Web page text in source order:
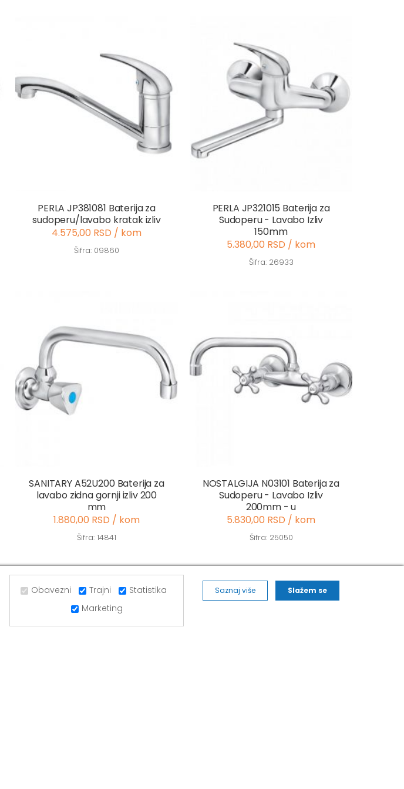
PERLA JP381081 Baterija za
sudoperu/lavabo kratak izliv
4.575,00 RSD / kom
Šifra: 09860
PERLA JP321015 Baterija za
Sudoperu - Lavabo Izliv
150mm
5.380,00 RSD / kom
Šifra: 26933
SANITARY A52U200 Baterija za
lavabo zidna gornji izliv 200
mm
1.880,00 RSD / kom
Šifra: 14841
NOSTALGIJA N03101 Baterija za
Sudoperu - Lavabo Izliv
200mm - u
5.830,00 RSD / kom
Šifra: 25050
ALVOS BATAJNICA ALVOS NOVA PAZOVA
Obavezni Trajni
Statistika
Marketing
Saznaj više Slažem se